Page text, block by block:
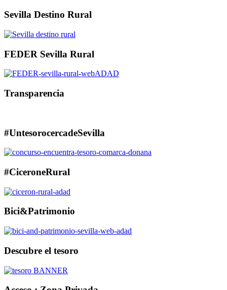
Sevilla Destino Rural
FEDER Sevilla Rural
Transparencia
#UntesorocercadeSevilla
#CiceroneRural
Bici&Patrimonio
Descubre el tesoro